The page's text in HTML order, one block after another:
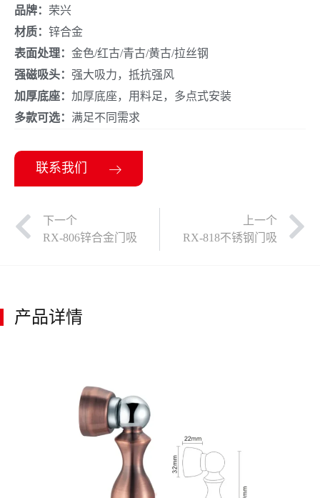
品牌： 荣兴
材质： 锌合金
表面处理： 金色/红古/青古/黄古/拉丝钢
强磁吸头： 强大吸力，抵抗强风
加厚底座： 加厚底座，用料足，多点式安装
多款可选： 满足不同需求
联系我们
下一个
RX-806锌合金门吸
上一个
RX-818不锈钢门吸
产品详情